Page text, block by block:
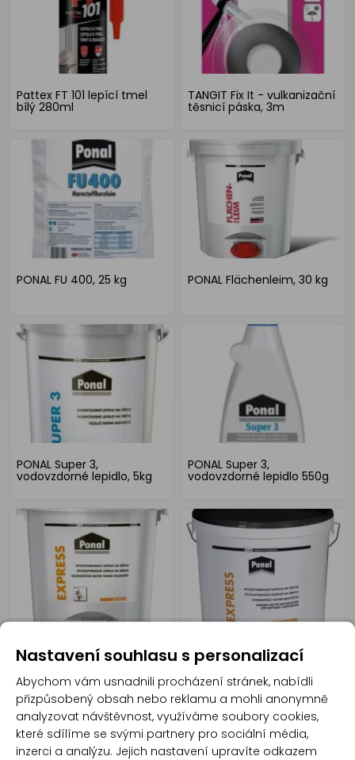
Pattex FT 101 lepící tmel
bílý 280ml
TANGIT Fix It - vulkanizační
těsnicí páska, 3m
PONAL FU 400, 25 kg PONAL Flächenleim, 30 kg
PONAL Super 3,
vodovzdorné lepidlo, 5kg
PONAL Super 3,
vodovzdorné lepidlo 550g
PONAL Express, 30 kg PONAL Express, 5 kg
Nastavení souhlasu s personalizací
Abychom vám usnadnili procházení stránek, nabídli
přizpůsobený obsah nebo reklamu a mohli anonymně
analyzovat návštěvnost, využíváme soubory cookies,
které sdílíme se svými partnery pro sociální média,
inzerci a analýzu. Jejich nastavení upravíte odkazem